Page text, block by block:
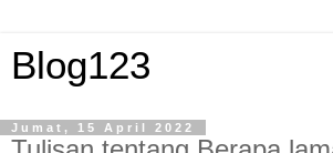
Blog123
Jumat, 15 April 2022